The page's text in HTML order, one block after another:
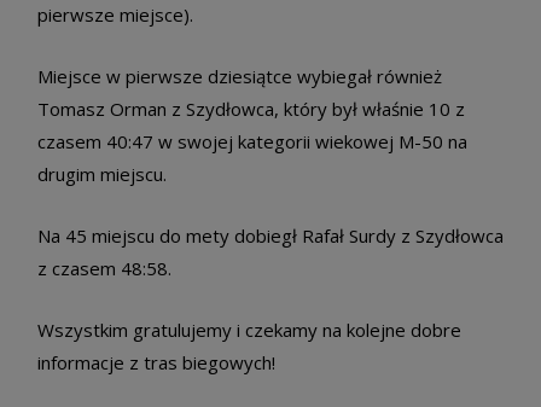
pierwsze miejsce).
Miejsce w pierwsze dziesiątce wybiegał również
Tomasz Orman z Szydłowca, który był właśnie 10 z
czasem 40:47 w swojej kategorii wiekowej M-50 na
drugim miejscu.
Na 45 miejscu do mety dobiegł Rafał Surdy z Szydłowca
z czasem 48:58.
Wszystkim gratulujemy i czekamy na kolejne dobre
informacje z tras biegowych!